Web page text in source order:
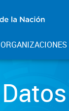
ORGANIZACIONES
Datos